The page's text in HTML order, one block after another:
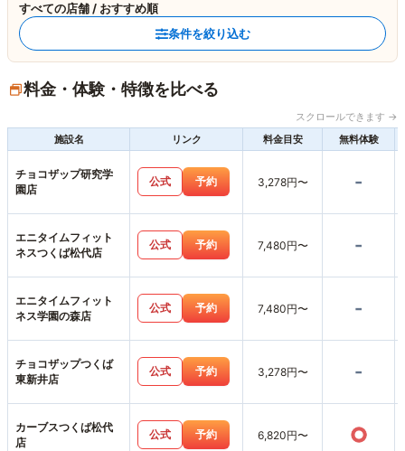
すべての店舗 / おすすめ順
条件を絞り込む
料金・体験・特徴を比べる
スクロールできます →
施設名
リンク 料金目安 無料体験
チョコザップ研究学
園店
公式 予約 3,278円〜 -
エニタイムフィット
ネスつくば松代店
公式 予約 7,480円〜 -
エニタイムフィット
ネス学園の森店
公式 予約 7,480円〜 -
チョコザップつくば
東新井店
公式 予約 3,278円〜 -
カーブスつくば松代
店
公式 予約 6,820円〜 ○